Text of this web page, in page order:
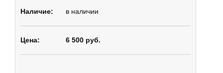
в наличии
6 500 руб.